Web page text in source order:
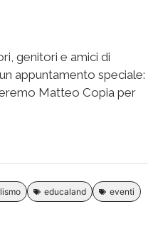
genitori e amici di
appuntamento speciale:
Matteo Copia per
educaland
eventi